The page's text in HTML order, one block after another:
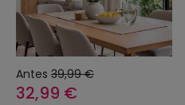
Antes 39,99 €
32,99 €